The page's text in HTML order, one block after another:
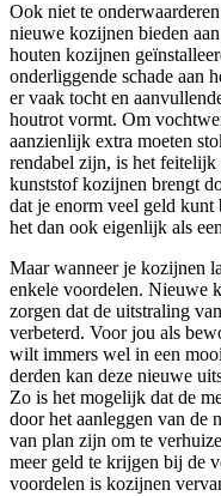
Ook niet te
nieuwe kozijnen bieden
houten kozijnen
onderliggende schade aan
er vaak tocht en
houtrot vormt. Om
aanzienlijk extra moeten
rendabel zijn, is het
kunststof kozijnen brengt
dat je enorm veel geld kunt
het dan ook eigenlijk als
Maar wanneer je kozijnen
enkele voordelen. Nieuwe
zorgen dat de uitstraling
verbeterd. Voor jou als
wilt immers wel in een
derden kan deze nieuwe
Zo is het mogelijk dat de
door het aanleggen van
van plan zijn om te
meer geld te krijgen bij de
voordelen is kozijnen